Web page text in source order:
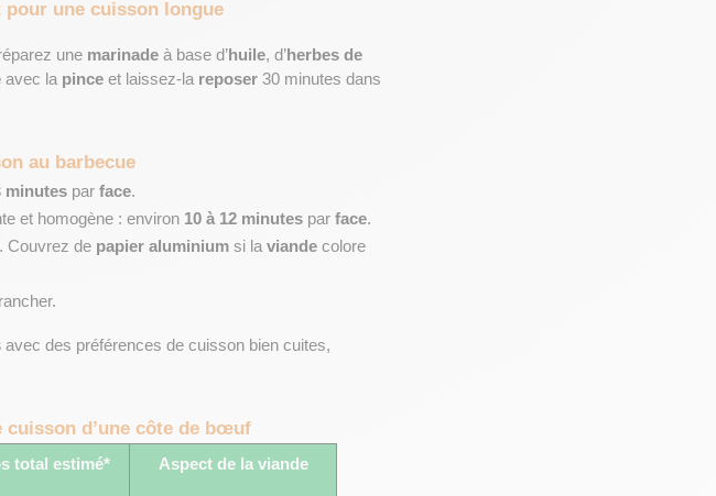
une cuisson longue
une marinade à base d’huile, d’herbes de
avec la pince et laissez-la reposer 30 minutes dans
au barbecue
minutes par face.
et homogène : environ 10 à 12 minutes par face.
. Couvrez de papier aluminium si la viande colore
avec des préférences de cuisson bien cuites,
d’une côte de bœuf
total estimé* Aspect de la viande